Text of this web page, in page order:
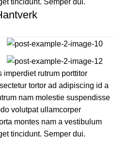
imperdiet rutrum porttitor
tortor ad adipiscing id a
nam molestie suspendisse
volutpat ullamcorper
montes nam a vestibulum
tincidunt. Semper dui.